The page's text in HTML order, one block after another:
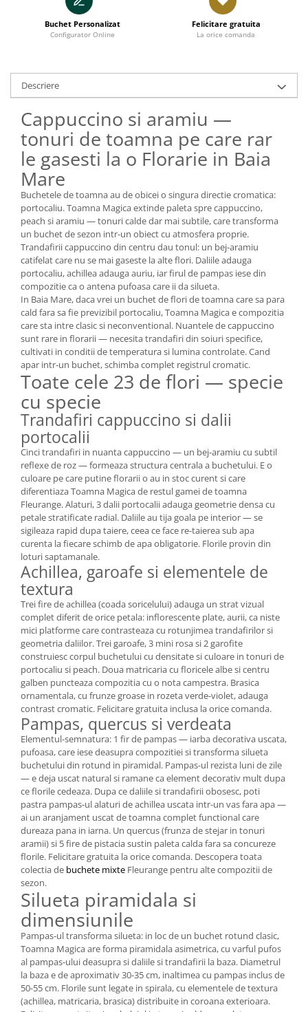
Buchet Personalizat
Configurator Online
Felicitare gratuita
La orice comanda
Descriere
Cappuccino si aramiu —
tonuri de toamna pe care rar
le gasesti la o Florarie in Baia
Mare
Buchetele de toamna au de obicei o singura directie cromatica:
portocaliu. Toamna Magica extinde paleta spre cappuccino,
peach si aramiu — tonuri calde dar mai subtile, care transforma
un buchet de sezon intr-un obiect cu atmosfera proprie.
Trandafirii cappuccino din centru dau tonul: un bej-aramiu
catifelat care nu se mai gaseste la alte flori. Daliile adauga
portocaliu, achillea adauga auriu, iar firul de pampas iese din
compozitie ca o antena pufoasa care ii da silueta.
In Baia Mare, daca vrei un buchet de flori de toamna care sa para
cald fara sa fie previzibil portocaliu, Toamna Magica e compozitia
care sta intre clasic si neconventional. Nuantele de cappuccino
sunt rare in florarii — necesita trandafiri din soiuri specifice,
cultivati in conditii de temperatura si lumina controlate. Cand
apar intr-un buchet, schimba complet registrul cromatic.
Toate cele 23 de flori — specie
cu specie
Trandafiri cappuccino si dalii
portocalii
Cinci trandafiri in nuanta cappuccino — un bej-aramiu cu subtil
reflexe de roz — formeaza structura centrala a buchetului. E o
culoare pe care putine florarii o au in stoc curent si care
diferentiaza Toamna Magica de restul gamei de toamna
Fleurange. Alaturi, 3 dalii portocalii adauga geometrie densa cu
petale stratificate radial. Daliile au tija goala pe interior — se
sigileaza rapid dupa taiere, ceea ce face re-taierea sub apa
curenta la fiecare schimb de apa obligatorie. Florile provin din
loturi saptamanale.
Achillea, garoafe si elementele de
textura
Trei fire de achillea (coada soricelului) adauga un strat vizual
complet diferit de orice petala: inflorescente plate, aurii, ca niste
mici platforme care contrasteaza cu rotunjimea trandafirilor si
geometria daliilor. Trei garoafe, 3 mini rosa si 2 garofite
construiesc corpul buchetului cu densitate si culoare in tonuri de
portocaliu si peach. Doua matricaria cu floricele albe si centru
galben puncteaza compozitia cu o nota campestra. Brasica
ornamentala, cu frunze groase in rozeta verde-violet, adauga
contrast cromatic. Felicitare gratuita inclusa la orice comanda.
Pampas, quercus si verdeata
Elementul-semnatura: 1 fir de pampas — iarba decorativa uscata,
pufoasa, care iese deasupra compozitiei si transforma silueta
buchetului din rotund in piramidal. Pampas-ul rezista luni de zile
— e deja uscat natural si ramane ca element decorativ mult dupa
ce florile cedeaza. Dupa ce daliile si trandafirii obosesc, poti
pastra pampas-ul alaturi de achillea uscata intr-un vas fara apa —
ai un aranjament uscat de toamna complet functional care
dureaza pana in iarna. Un quercus (frunza de stejar in tonuri
aramii) si 5 fire de pistacia sustin paleta calda fara sa concureze
florile. Felicitare gratuita la orice comanda. Descopera toata
colectia de buchete mixte Fleurange pentru alte compozitii de
sezon.
Silueta piramidala si
dimensiunile
Pampas-ul transforma silueta: in loc de un buchet rotund clasic,
Toamna Magica are forma piramidala asimetrica, cu varful pufos
al pampas-ului deasupra si daliile si trandafirii la baza. Diametrul
la baza e de aproximativ 30-35 cm, inaltimea cu pampas inclus de
50-55 cm. Florile sunt legate in spirala, cu elementele de textura
(achillea, matricaria, brasica) distribuite in coroana exterioara.